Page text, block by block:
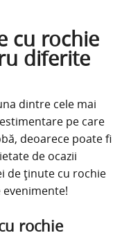
cu rochie
diferite
dintre cele mai
pe care
deoarece poate fi
de ocazii
de ținute cu rochie
rochie